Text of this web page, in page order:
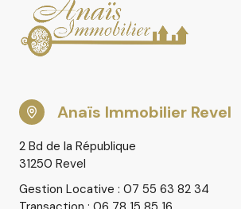
N’attendez plus pour confier votre
projet à des experts locaux,
Contactez-nous dès aujourd’hui pour
Anaïs Immobilier Revel
2 Bd de la République
31250 Revel
Gestion Locative : 07 55 63 82 34